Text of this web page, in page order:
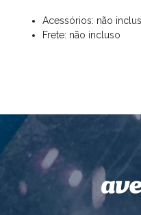
Acessórios: não
Frete: não incluso